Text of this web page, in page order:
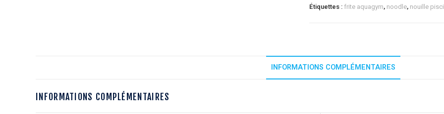
Étiquettes : frite aquagym, noodle, nouille
INFORMATIONS COMPLÉMENTAIRES
INFORMATIONS COMPLÉMENTAIRES